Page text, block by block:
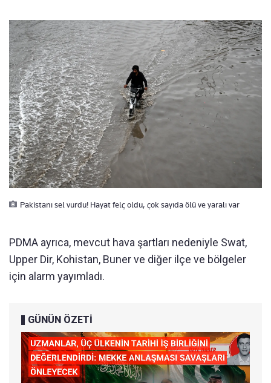
Pakistanı sel vurdu! Hayat felç oldu, çok sayıda ölü ve yaralı var
PDMA ayrıca, mevcut hava şartları nedeniyle Swat,
Upper Dir, Kohistan, Buner ve diğer ilçe ve bölgeler
için alarm yayımladı.
GÜNÜN ÖZETİ